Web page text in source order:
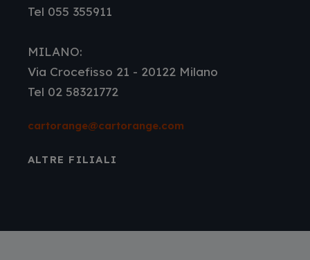
Tel 055 355911
MILANO:
Via Crocefisso 21 - 20122 Milano
Tel 02 58321772
cartorange@cartorange.com
ALTRE FILIALI